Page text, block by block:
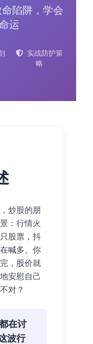
陷阱，学会
运
实战防护策
略
炒股的朋
：行情火
股票，抖
喊多。你
，股价就
安慰自己
对？
在讨
波行